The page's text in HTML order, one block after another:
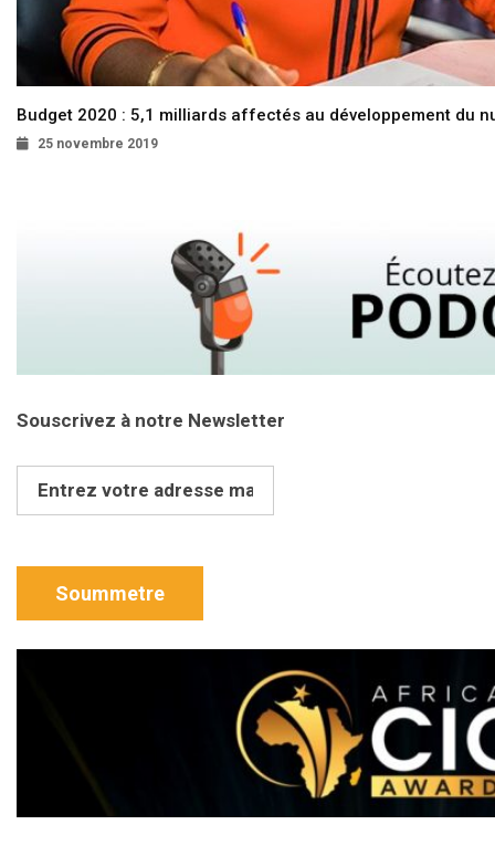
Budget 2020 : 5,1 milliards affectés au développement du
25 novembre 2019
Souscrivez à notre Newsletter